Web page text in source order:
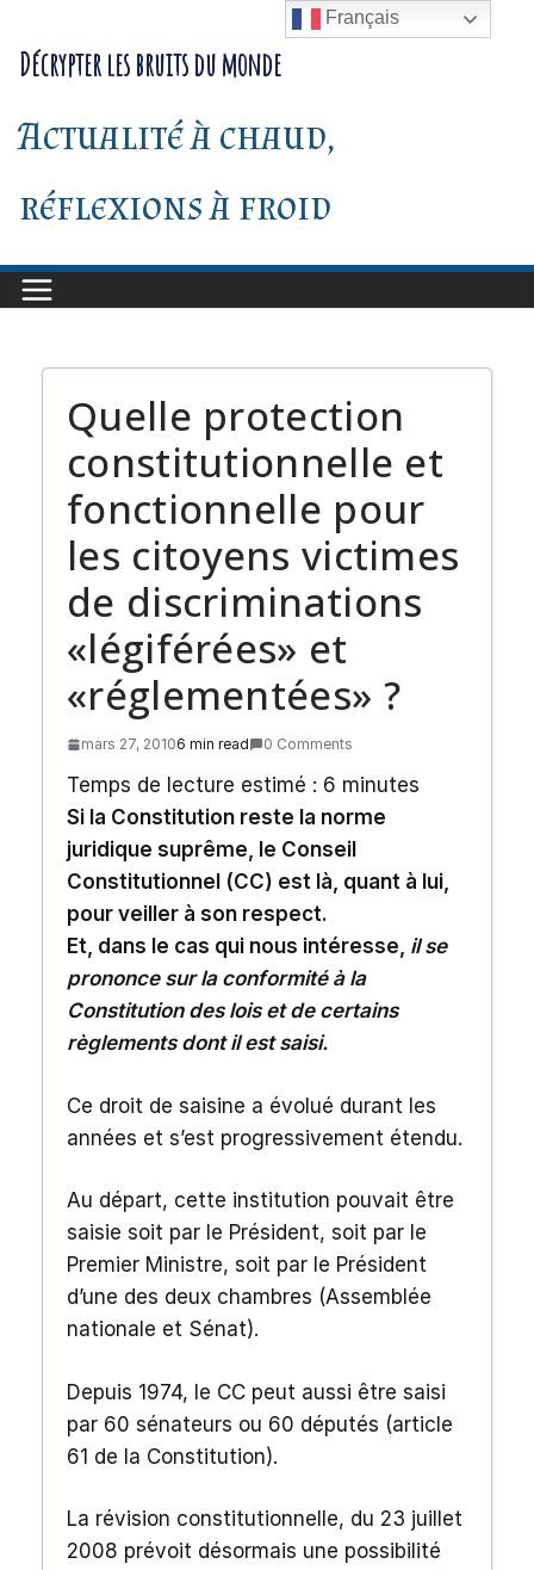
au
contenu
Décrypter les bruits du monde
Actualité à chaud,
réflexions à froid
Quelle protection
constitutionnelle et
fonctionnelle pour
les citoyens victimes
de discriminations
«légiférées» et
«réglementées» ?
mars 27, 20106 min read 0 Comments
Temps de lecture estimé : 6 minutes
Si la Constitution reste la norme
juridique suprême, le Conseil
Constitutionnel (CC) est là, quant à lui,
pour veiller à son respect.
Et, dans le cas qui nous intéresse, il se
prononce sur la conformité à la
Constitution des lois et de certains
règlements dont il est saisi.
Ce droit de saisine a évolué durant les
années et s’est progressivement étendu.
Au départ, cette institution pouvait être
saisie soit par le Président, soit par le
Premier Ministre, soit par le Président
d’une des deux chambres (Assemblée
nationale et Sénat).
Depuis 1974, le CC peut aussi être saisi
par 60 sénateurs ou 60 députés (article
61 de la Constitution).
La révision constitutionnelle, du 23 juillet
2008 prévoit désormais une possibilité
Français